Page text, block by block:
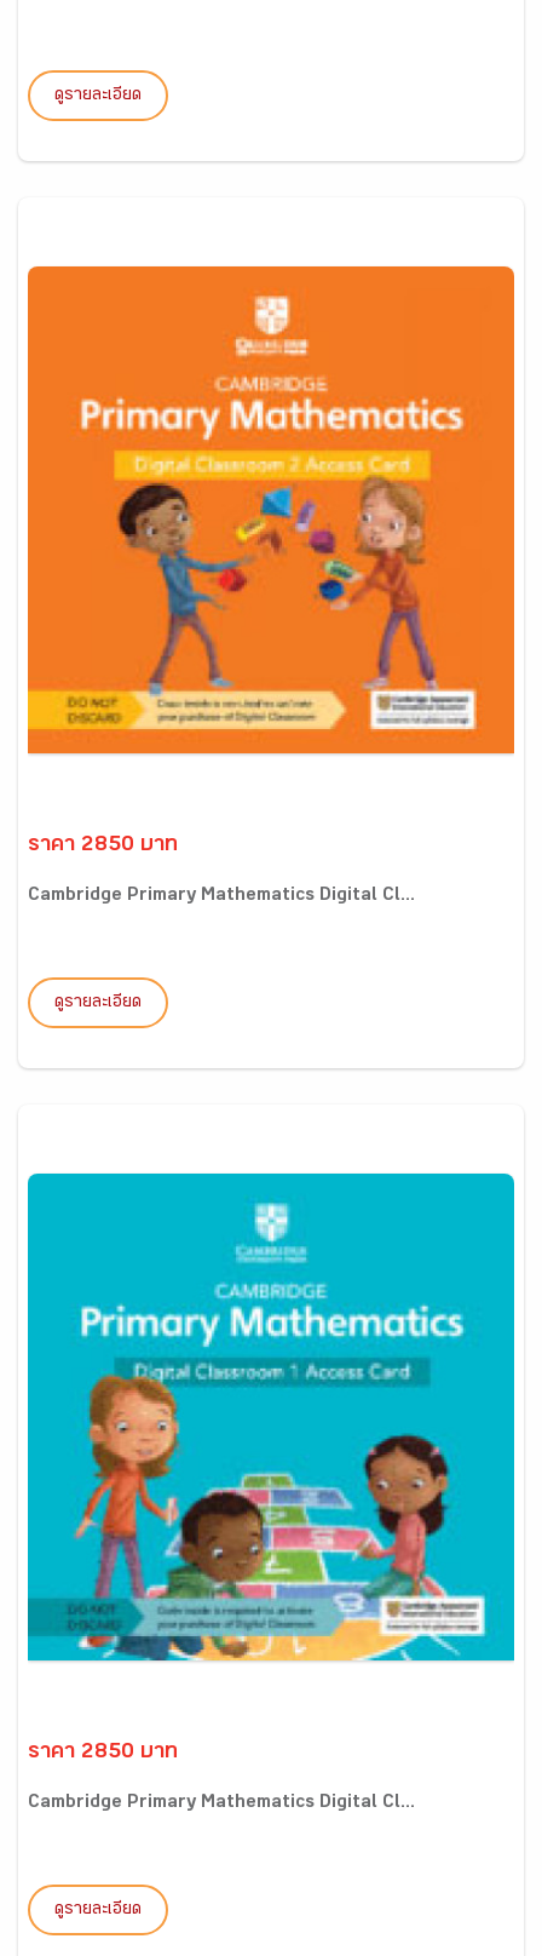
ดูรายละเอียด
ราคา 2850 บาท
Cambridge Primary Mathematics Digital Cl...
ดูรายละเอียด
ราคา 2850 บาท
Cambridge Primary Mathematics Digital Cl...
ดูรายละเอียด